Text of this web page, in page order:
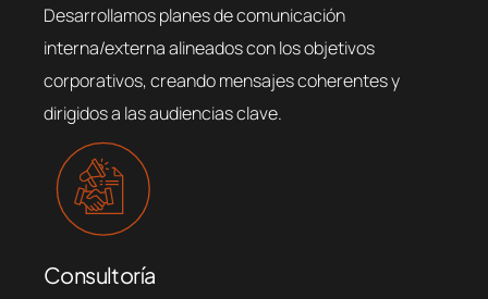
Desarrollamos planes de comunicación
interna/externa alineados con los objetivos
corporativos, creando mensajes coherentes y
dirigidos a las audiencias clave.
Consultoría